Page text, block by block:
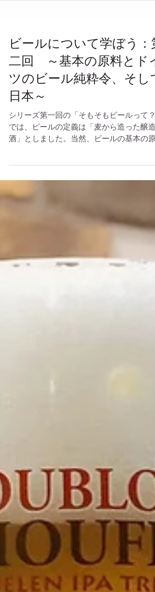
ビールについて学ぼう：
二回 ～基本の原料とドイ
ツのビール純粋令、そし
日本～
では、ビールの定義は「麦から造った醸造
のひとつは麦です。使われる麦の種類も色
ありますが、詳しいことは第三回の「麦、